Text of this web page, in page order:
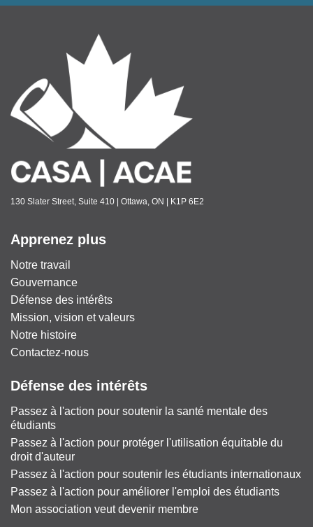
130 Slater Street, Suite 410 | Ottawa, ON | K1P 6E2
Apprenez plus
Notre travail
Gouvernance
Défense des intérêts
Mission, vision et valeurs
Notre histoire
Contactez-nous
Défense des intérêts
Passez à l'action pour soutenir la santé mentale des
étudiants
Passez à l'action pour protéger l'utilisation équitable du
droit d'auteur
Passez à l'action pour soutenir les étudiants internationaux
Passez à l'action pour améliorer l'emploi des étudiants
Mon association veut devenir membre